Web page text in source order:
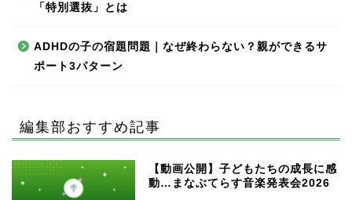
「特別選抜」とは
ADHDの子の宿題問題｜なぜ終わらない？親ができるサ
ポート3パターン
編集部おすすめ記事
【動画公開】子どもたちの成長に感
動…まなぶてらす音楽発表会2026